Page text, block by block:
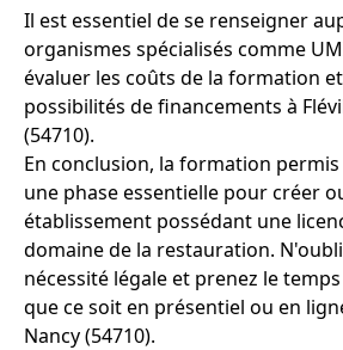
Il est essentiel de se renseigner
organismes spécialisés comme
évaluer les coûts de la formation
possibilités de financements à
(54710).
En conclusion, la formation
une phase essentielle pour créer
établissement possédant une
domaine de la restauration.
nécessité légale et prenez le
que ce soit en présentiel ou en
Nancy (54710).